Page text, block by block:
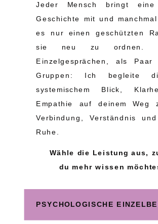
Jeder Mensch bringt eine
Geschichte mit und
es nur einen geschützten
sie neu zu ordnen.
Einzelgesprächen, als
Gruppen: Ich begleite
systemischem Blick,
Empathie auf deinem Weg
Verbindung, Verständnis
Ruhe.
Wähle die Leistung aus,
du mehr wissen
PSYCHOLOGISCHE